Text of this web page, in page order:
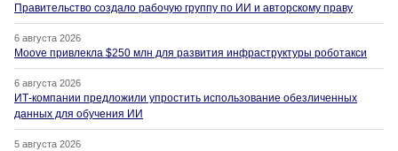
Правительство создало рабочую группу по ИИ и авторскому праву
6 августа 2026
Moove привлекла $250 млн для развития инфраструктуры роботакси
6 августа 2026
ИТ-компании предложили упростить использование обезличенных
данных для обучения ИИ
5 августа 2026